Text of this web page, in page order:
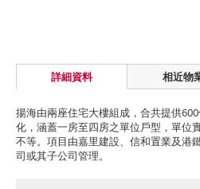
詳細資料 相近物
揚海由兩座住宅大樓組成，合共提供
化，涵蓋一房至四房之單位戶型，單位
不等。項目由嘉里建設、信和置業及港
司或其子公司管理。